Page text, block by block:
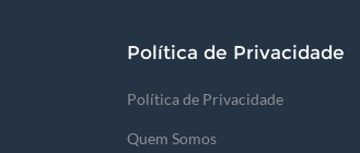
Política de Privacidade
Política de Privacidade
Quem Somos